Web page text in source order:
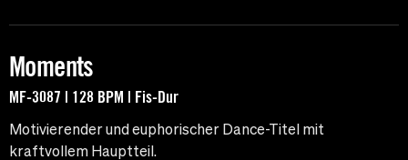
Moments
MF-3087 | 128 BPM | Fis-Dur
Motivierender und euphorischer Dance-Titel mit
kraftvollem Hauptteil.